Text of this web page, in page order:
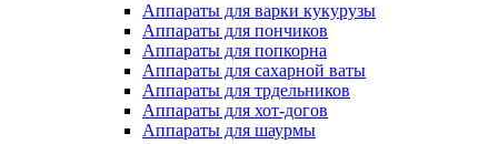
Аппараты для варки кукурузы
Аппараты для пончиков
Аппараты для попкорна
Аппараты для сахарной ваты
Аппараты для трдельников
Аппараты для хот-догов
Аппараты для шаурмы